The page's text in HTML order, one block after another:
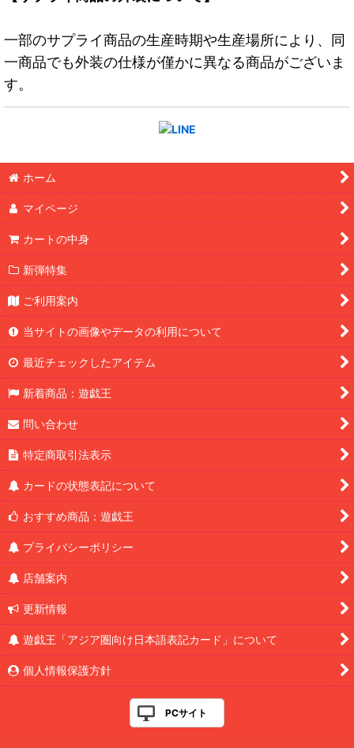
一部のサプライ商品の生産時期や生産場所により、同
一商品でも外装の仕様が僅かに異なる商品がございま
す。
ホーム
マイページ
カートの中身
新弾特集
ご利用案内
当サイトの画像やデータの利用について
最近チェックしたアイテム
新着商品：遊戯王
問い合わせ
特定商取引法表示
カードの状態表記について
おすすめ商品：遊戯王
プライバシーポリシー
店舗案内
更新情報
遊戯王「アジア圏向け日本語表記カード」について
個人情報保護方針
PCサイト